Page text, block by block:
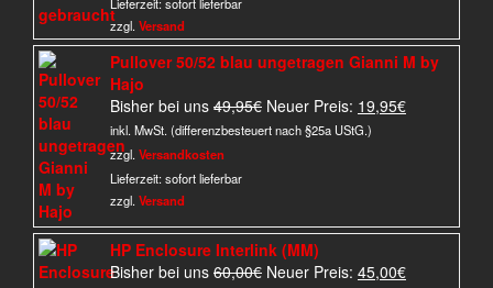
zzgl. Versand
Pullover 50/52 blau ungetragen Gianni M by
Hajo
Bisher bei uns 49,95€ Ursprünglicher
Preis
Neuer Preis: 19,95€Aktueller
inkl. MwSt. (differenzbesteuert nach §25a UStG.)
zzgl. Versandkosten
Lieferzeit:sofort lieferbar
zzgl. Versand
HP Enclosure Interlink (MM)
Bisher bei uns 60,00€ Ursprünglicher
Neuer Preis: 45,00€Aktueller